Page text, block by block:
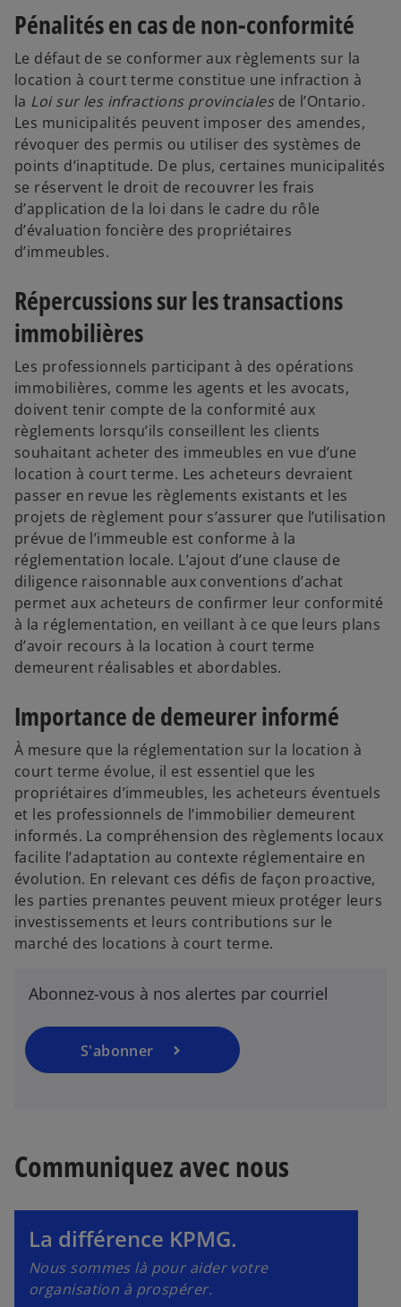
Pénalités en cas de non-conformité
Le défaut de se conformer aux règlements sur la
location à court terme constitue une infraction à
la Loi sur les infractions provincialesde l’Ontario.
Les municipalités peuvent imposer des amendes,
révoquer des permis ou utiliser des systèmes de
points d’inaptitude. De plus, certaines municipalités
se réservent le droit de recouvrer les frais
d’application de la loi dans le cadre du rôle
d’évaluation foncière des propriétaires
d’immeubles.
Répercussions sur les transactions
immobilières
Les professionnels participant à des opérations
immobilières, comme les agents et les avocats,
doivent tenir compte de la conformité aux
règlements lorsqu’ils conseillent les clients
souhaitant acheter des immeubles en vue d’une
location à court terme. Les acheteurs devraient
passer en revue les règlements existants et les
projets de règlement pour s’assurer que l’utilisation
prévue de l’immeuble est conforme à la
réglementation locale. L’ajout d’une clause de
diligence raisonnable aux conventions d’achat
permet aux acheteurs de confirmer leur conformité
à la réglementation, en veillant à ce que leurs plans
d’avoir recours à la location à court terme
demeurent réalisables et abordables.
Importance de demeurer informé
À mesure que la réglementation sur la location à
court terme évolue, il est essentiel que les
propriétaires d’immeubles, les acheteurs éventuels
et les professionnels de l’immobilier demeurent
informés. La compréhension des règlements locaux
facilite l’adaptation au contexte réglementaire en
évolution. En relevant ces défis de façon proactive,
les parties prenantes peuvent mieux protéger leurs
investissements et leurs contributions sur le
marché des locations à court terme.
Abonnez-vous à nos alertes par courriel
S'abonner
s
’
o
u
v
r
e
d
a
s
l
n
g
l
e
t
Communiquez avec nous
La différence KPMG.
Nous sommes là pour aider votre
organisation à prospérer.
r
a
n
s